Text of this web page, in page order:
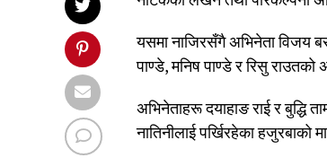
यसमा नाजिरसँगै अभिनेता विजय
पाण्डे, मनिष पाण्डे र रिसु
अभिनेताहरू दयाहाङ राई र बुद्धि
नातिनीलाई पर्खिरहेका हजुरबाको